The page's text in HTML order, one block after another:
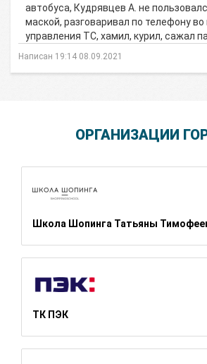
автобуса, Кудрявцев А. не
маской, разговаривал по телефону
управления ТС, хамил, курил, сажал
Написан 19:14 08.09.2021
ОРГАНИЗАЦИИ
Школа Шопинга Татьяны
ТК ПЭК